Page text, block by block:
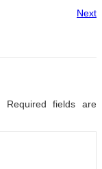
Next
Required fields are